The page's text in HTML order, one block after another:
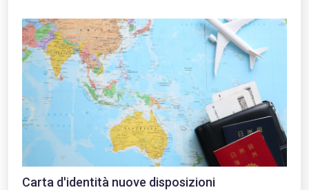
Carta d'identità nuove disposizioni